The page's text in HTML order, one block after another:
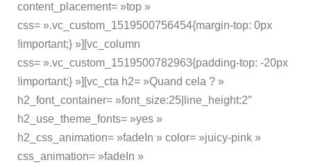
content_placement= »top »
css= ».vc_custom_1519500756454{margin-top: 0px
!important;} »][vc_column
css= ».vc_custom_1519500782963{padding-top: -20px
!important;} »][vc_cta h2= »Quand cela ? »
h2_font_container= »font_size:25|line_height:2″
h2_use_theme_fonts= »yes »
h2_css_animation= »fadeIn » color= »juicy-pink »
css_animation= »fadeIn »